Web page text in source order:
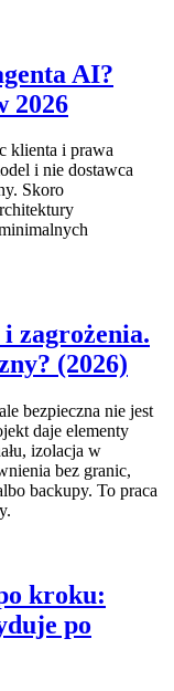
AI?
2026
klienta i prawa
i nie dostawca
Skoro
zagrożenia.
(2026)
bezpieczna nie jest
daje elementy
izolacja w
bez granic,
backupy. To praca
kroku:
po